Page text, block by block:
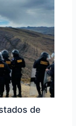
de